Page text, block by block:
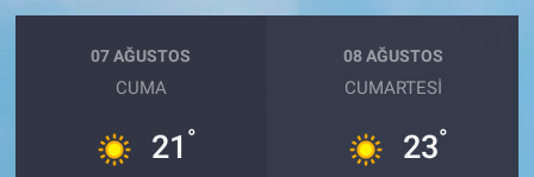
07 AĞUSTOS
CUMA
21 °
08 AĞUSTOS
CUMARTESI
23°